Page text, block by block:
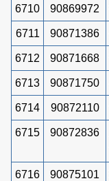
6710 90869972
6711 90871386
6712 90871668
6713 90871750
6714 90872110
6715 90872836
6716 90875101